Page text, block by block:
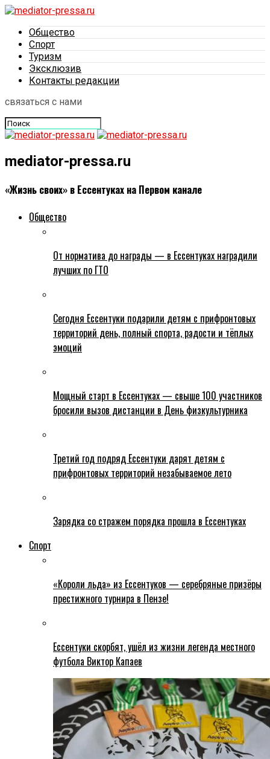
Общество
Спорт
Туризм
Эксклюзив
Контакты редакции
связаться с нами
mediator-pressa.ru
«Жизнь своих» в Ессентуках на Первом канале
Общество
От норматива до награды — в Ессентуках наградили
лучших по ГТО
Сегодня Ессентуки подарили детям с прифронтовых
территорий день, полный спорта, радости и тёплых
эмоций
Мощный старт в Ессентуках — свыше 100 участников
бросили вызов дистанции в День физкультурника
Третий год подряд Ессентуки дарят детям с
прифронтовых территорий незабываемое лето
Зарядка со стражем порядка прошла в Ессентуках
Спорт
«Короли льда» из Ессентуков — серебряные призёры
престижного турнира в Пензе!
Ессентуки скорбят, ушёл из жизни легенда местного
футбола Виктор Капаев